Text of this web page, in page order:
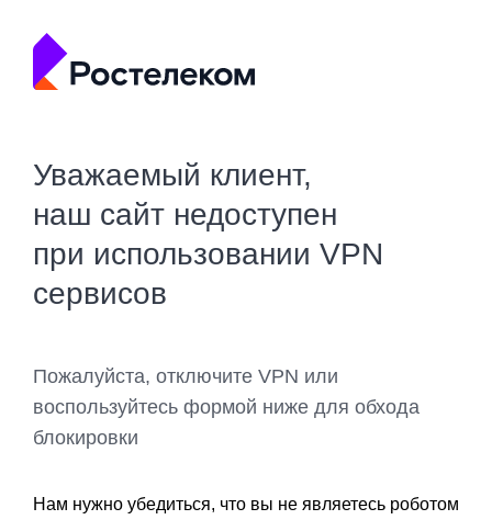
Уважаемый клиент,
наш сайт недоступен
при использовании VPN
сервисов
Пожалуйста, отключите VPN или
воспользуйтесь формой ниже для обхода
блокировки
Нам нужно убедиться, что вы не являетесь роботом